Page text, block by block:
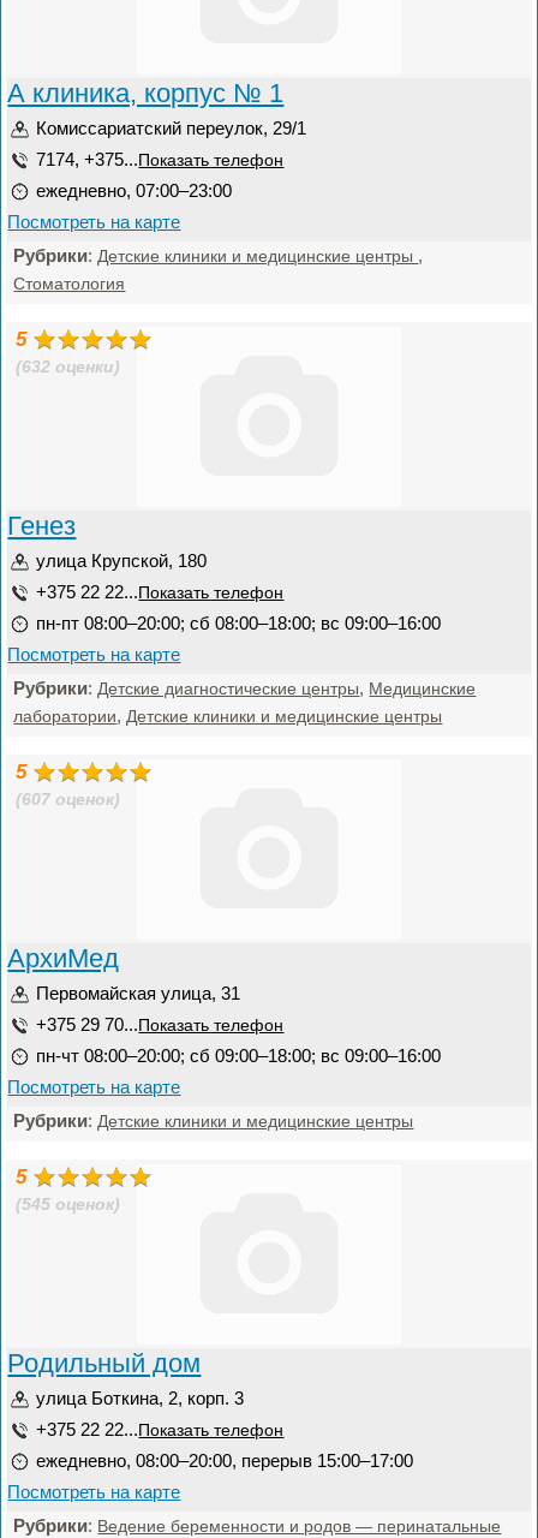
А клиника, корпус № 1
Комиссариатский переулок, 29/1
7174, +375... Показать телефон
ежедневно, 07:00–23:00
Посмотреть на карте
Рубрики: Детские клиники и медицинские центры ,
Стоматология
5
(632 оценки)
Генез
улица Крупской, 180
+375 22 22... Показать телефон
пн-пт 08:00–20:00; сб 08:00–18:00; вс 09:00–16:00
Посмотреть на карте
Рубрики: Детские диагностические центры, Медицинские
лаборатории, Детские клиники и медицинские центры
5
(607 оценок)
АрхиМед
Первомайская улица, 31
+375 29 70... Показать телефон
пн-чт 08:00–20:00; сб 09:00–18:00; вс 09:00–16:00
Посмотреть на карте
Рубрики: Детские клиники и медицинские центры
5
(545 оценок)
Родильный дом
улица Боткина, 2, корп. 3
+375 22 22... Показать телефон
ежедневно, 08:00–20:00, перерыв 15:00–17:00
Посмотреть на карте
Рубрики: Ведение беременности и родов — перинатальные